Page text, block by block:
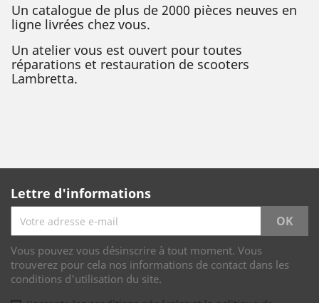
Un catalogue de plus de 2000 pièces neuves en
ligne livrées chez vous.
Un atelier vous est ouvert pour toutes
réparations et restauration de scooters
Lambretta.
Lettre d'informations
Vous pouvez vous désinscrire à tout moment. Vous
trouverez pour cela nos informations de contact dans les
conditions d'utilisation du site.